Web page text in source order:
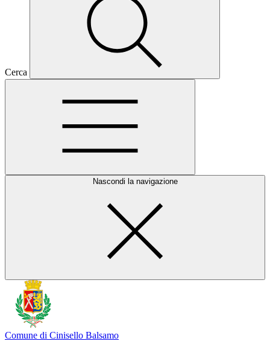
Cerca
Nascondi la navigazione
Comune di Cinisello Balsamo